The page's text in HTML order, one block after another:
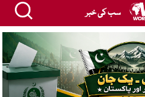
سب کی خبر